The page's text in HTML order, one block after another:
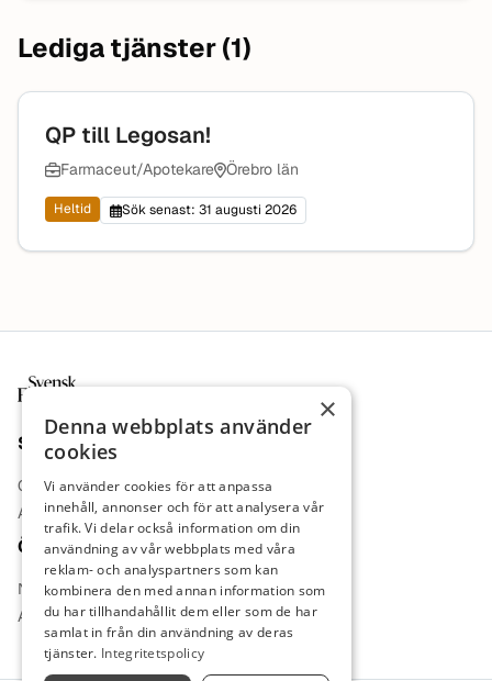
Lediga tjänster (1)
QP till Legosan!
Farmaceut/Apotekare Örebro län
Heltid Sök senast: 31 augusti 2026
Sajt
Om oss
Annonsera
Övrigt
Nyheter
Arbetsgivare
×
Denna webbplats använder
cookies
Vi använder cookies för att anpassa
innehåll, annonser och för att analysera vår
trafik. Vi delar också information om din
användning av vår webbplats med våra
reklam- och analyspartners som kan
kombinera den med annan information som
du har tillhandahållit dem eller som de har
samlat in från din användning av deras
tjänster. Integritetspolicy